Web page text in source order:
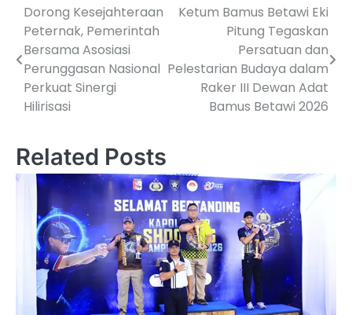
P
o
s
a
v
Dorong Kesejahteraan
Peternak, Pemerintah
Bersama Asosiasi
Perunggasan Nasional
Perkuat Sinergi
Hilirisasi
Ketum Bamus Betawi Eki
Pitung Tegaskan
Persatuan dan
Pelestarian Budaya dalam
Raker III Dewan Adat
Bamus Betawi 2026
Related Posts